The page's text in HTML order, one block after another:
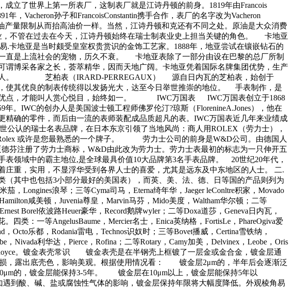
立了世界上第一所表厂，这制表厂就是江诗丹顿的前身。1819年由Francois
Vacheron孙子和FrancoisConstantin携手合作，表厂的名字改为Vacheron
量限制从而抬高油价一样。当然，江诗丹顿和克还有不同之处。原油是大众消费
不管在过去在今天，江诗丹顿始终在瑞士制表业史上担当关键的角色。 卡地亚
地亚是当时颇受皇室权贵赏识的金饰工艺家。1888年，地亚尝试在镶嵌钻石的
直是上流社会的宠物，历久不衰。 卡地亚表除了一部分由设在巴黎的总厂所制
博采各家之长，荟萃精华，因而天地广阔。卡地亚凭着国际名牌集团优势，生产
言人。 芝柏表（IRARD-PERREGAUX） 源自日内瓦的芝柏表，始创于
使其优良的制表传统得以发扬光大，达至今日举世推崇的地位。 手表制作，是
优点，才能叫人赏心悦目，始终如一。 IWC万国表 IWC万国表创立于1868
。IWC的创办人是美国波士顿工程师佛罗伦汀?琼斯（FlorenineA.Jones），他在
确的零件，而后由一流的表师装配成品质超凡的表。IWC万国表近几年来业绩成
认的瑞士名表品牌，在日本东京引领了当地风尚：商人用ROLEX（劳力士），
或许是您最熟悉的一个牌子。 劳力士公司的前身是W&D公司。由德国人
芬注册了劳力士商标，W&D由此改为劳力士。劳力士表最初的标志为一只伸开五
领域中的霸主地位,是全球最具价值10大品牌第3名手表品牌。 20世纪20年代，
重，实用，不显浮华受到各界人士的喜爱，尤其是远东及中东地区的人士。 二.
其中也包括3小部分最好的美国表），而英、美、法、德、日等国的产品则列为
Longines浪琴；三等Cyma司马，Eterna绮年华，Jaeger leConltre积家，Movado
咸美顿，Juvenia尊皇，Marvin马芬，Mido美度，Waltham华尔顿；二等
Borel依波路Heuer豪华，Record鹅牌wyler；二等Doxa道莎，Geneva日内瓦，
四类：一等AngelusBaume，Mercier名士，Enica英纳格，FortisLe，PhareOgiva爱
Octo乐都，Rodania雷电，Technos识奴时；三等Bovet播威，Certina雪铁纳，
Nivada利华达，Pierce，Rofina；二等Rotary，Camy加美，Delvinex，Leobe，Oris
。镀金表壳常识 镀金表壳是在半钢壳上框镀了一层金或金合金，镀金层通
，露出底壳色，影响美观。根据使用情况看： 镀金层2μm的，半年后会逐渐泛
，镀金层能保持3-5年。 镀金层在10μm以上，镀金层能保持5年以
酸、碱、盐或腐蚀性气体的影响，镀金层保持年限将大幅度降低。外观棱角易